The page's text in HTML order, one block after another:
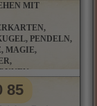
MIT
PENDELN,
M
S
P
SALAMIN-O
WEITERE O
85